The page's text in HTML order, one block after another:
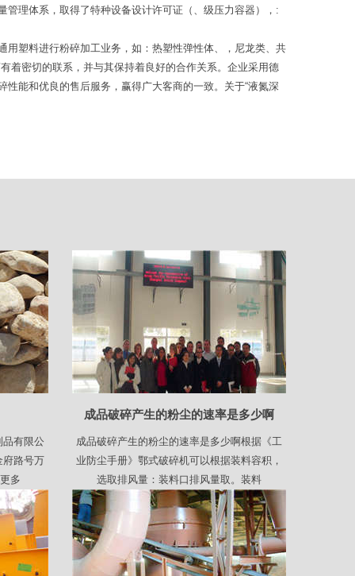
理体系，取得了特种设备设计许可证（、级压力容器），:
塑料进行粉碎加工业务，如：热塑性弹性体、，尼龙类、共
着密切的联系，并与其保持着良好的合作关系。企业采用德
能和优良的售后服务，赢得广大客商的一致。关于“液氮深
品有限公
府路号万
多
成品破碎产生的粉尘的速率是多少啊
成品破碎产生的粉尘的速率是多少啊根据《工
业防尘手册》鄂式破碎机可以根据装料容积，
选取排风量：装料口排风量取。装料